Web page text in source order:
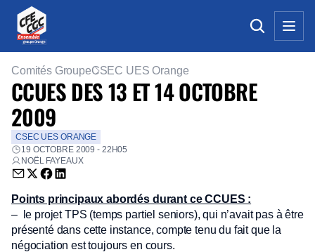
Comités GroupeCSEC UES Orange
CCUES DES 13 ET 14 OCTOBRE
2009
CSEC UES ORANGE
19 OCTOBRE 2009 - 22H05
NOËL FAYEAUX
Envoyer par email (nouvelle fenêtre)
Partager sur Twitter (nouvelle fenêtre)
Partager sur Facebook (nouvelle fenêtre)
Partager sur LinkedIn (nouvelle fenêtre)
Points principaux abordés durant ce CCUES :
– le projet TPS (temps partiel seniors), qui n’avait pas à être
présenté dans cette instance, compte tenu du fait que la
négociation est toujours en cours.